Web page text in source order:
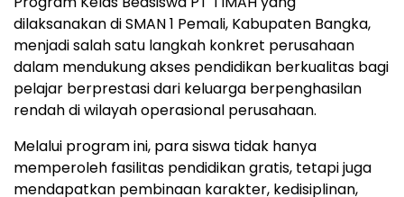
dilaksanakan di SMAN 1 Pemali, Kabupaten Bangka,
menjadi salah satu langkah konkret perusahaan
dalam mendukung akses pendidikan berkualitas bagi
pelajar berprestasi dari keluarga berpenghasilan
rendah di wilayah operasional perusahaan.
Melalui program ini, para siswa tidak hanya
memperoleh fasilitas pendidikan gratis, tetapi juga
mendapatkan pembinaan karakter, kedisiplinan,